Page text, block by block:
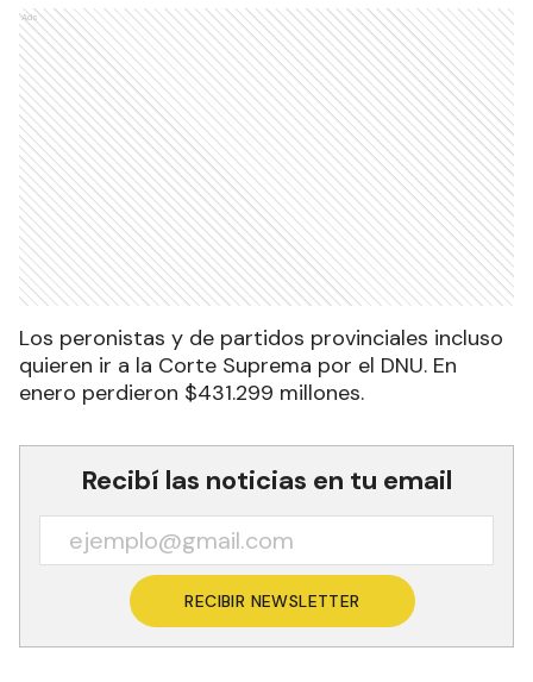
Ads
Los peronistas y de partidos provinciales incluso
quieren ir a la Corte Suprema por el DNU. En
enero perdieron $431.299 millones.
Recibí las noticias en tu email
RECIBIR NEWSLETTER